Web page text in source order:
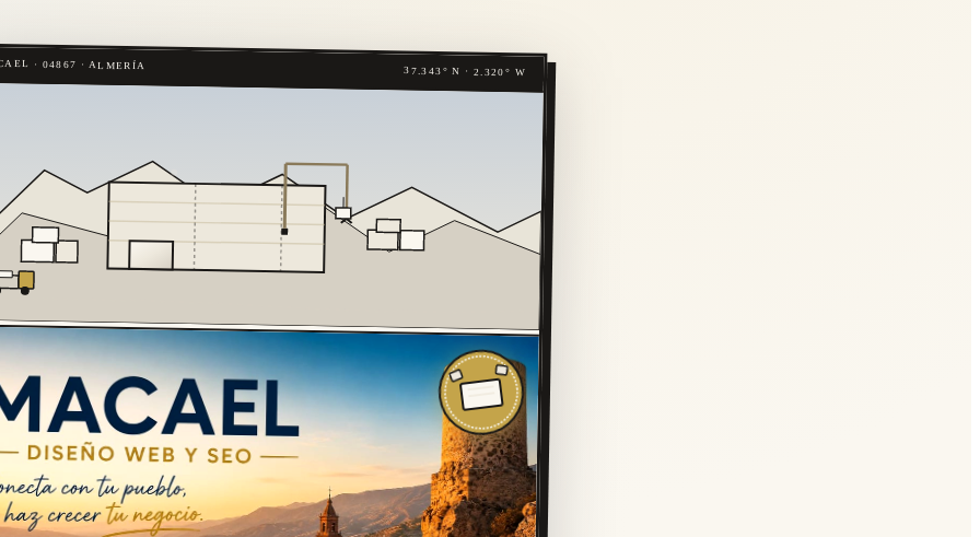
· 04867 · ALMERÍA
37.343° N · 2.320° W